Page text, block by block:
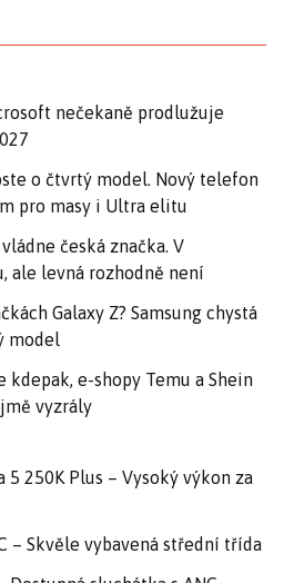
nečekaně prodlužuje
o čtvrtý model. Nový telefon
pro masy i Ultra elitu
česká značka. V
ale levná rozhodně není
Galaxy Z? Samsung chystá
model
kdepak, e-shopy Temu a Shein
vyzrály
250K Plus – Vysoký výkon za
– Skvěle vybavená střední třída